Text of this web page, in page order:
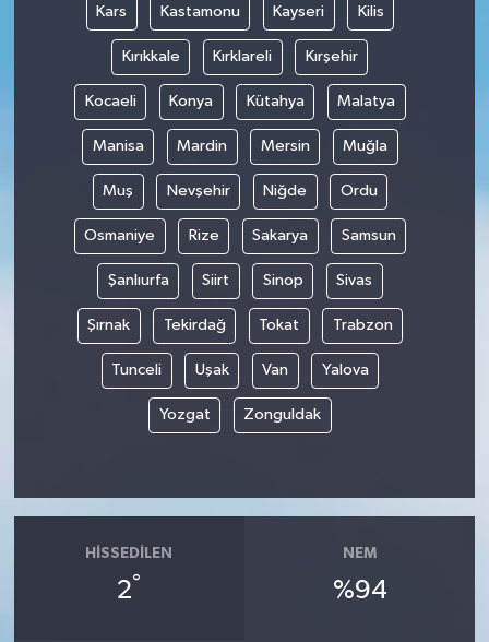
Kars Kastamonu Kayseri Kilis
Kırıkkale Kırklareli Kırşehir
Kocaeli Konya Kütahya Malatya
Manisa Mardin Mersin Muğla
Muş Nevşehir Niğde Ordu
Osmaniye Rize Sakarya Samsun
Şanlıurfa Siirt Sinop Sivas
Şırnak Tekirdağ Tokat Trabzon
Tunceli Uşak Van Yalova
Yozgat Zonguldak
HISSEDILEN
2°
NEM
%94